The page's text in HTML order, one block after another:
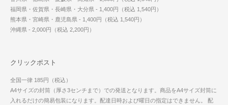
福岡県・佐賀県・長崎県・大分県 - 1,400円（税込 1,540円）
熊本県・宮崎県・鹿児島県 - 1,400円（税込 1,540円）
沖縄県 - 2,000円（税込 2,200円）
クリックポスト
全国一律 185円（税込）
A4サイズの封筒（厚さ3センチまで）での発送となります。商品をA4サイズ封筒に
入れるだけの簡易包装になります。配達日時および曜日の指定はできません。 配